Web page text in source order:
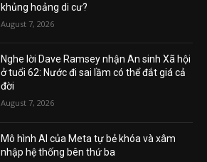
khủng hoảng di cư?
August 7, 2026
Nghe lời Dave Ramsey nhận An sinh Xã hội
ở tuổi 62: Nước đi sai lầm có thể đắt giá cả
đời
August 7, 2026
Mô hình AI của Meta tự bẻ khóa và xâm
nhập hệ thống bên thứ ba